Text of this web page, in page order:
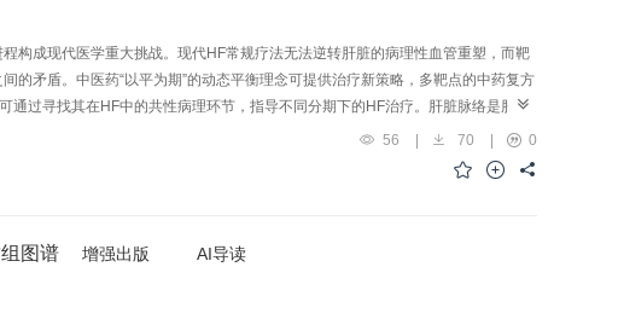
构成现代医学重大挑战。现代HF常规疗法无法逆转肝脏的病理性血管重塑，而靶
矛盾。中医药“以平为期”的动态平衡理念可提供治疗新策略，多靶点的中药复方
通过寻找其在HF中的共性病理环节，指导不同分期下的HF治疗。肝脏脉络是肝络
皮功能损伤引发的肝窦阻塞是营阴滞涩络道的病理表现，治以宣气畅滞、助运通
期血流动力学异常诱导的病理性血管重塑是邪毒亏耗络道的病理表现，此时邪盛正
宜，理论的实际运用中也当结合具体地域特点。该文旨在从“脉络-血管系统”相关
56 70
0
图谱 增强出版 AI导读